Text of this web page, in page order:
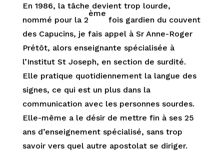
En 1986, la tâche devient trop lourde,
nommé pour la 2
ème
fois gardien du couvent
des Capucins, je fais appel à Sr Anne-Roger
Prétôt, alors enseignante spécialisée à
l’Institut St Joseph, en section de surdité.
Elle pratique quotidiennement la langue des
signes, ce qui est un plus dans la
communication avec les personnes sourdes.
Elle-même a le désir de mettre fin à ses 25
ans d’enseignement spécialisé, sans trop
savoir vers quel autre apostolat se diriger.